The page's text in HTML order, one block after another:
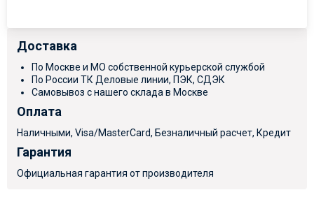
Доставка
По Москве и МО собственной курьерской службой
По России ТК Деловые линии, ПЭК, СДЭК
Самовывоз с нашего склада в Москве
Оплата
Наличными, Visa/MasterCard, Безналичный расчет, Кредит
Гарантия
Официальная гарантия от производителя